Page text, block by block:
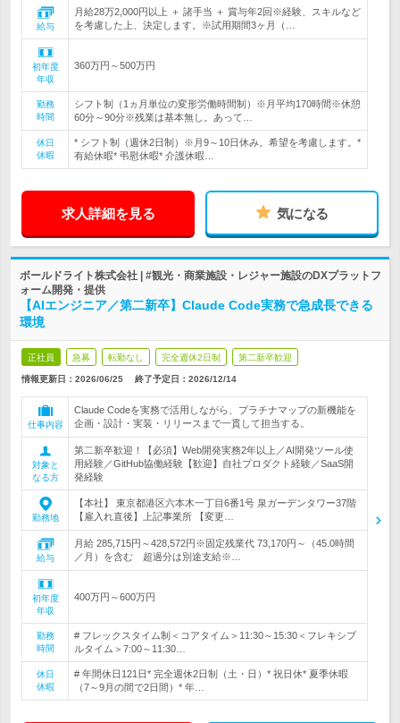
給与
月給28万2,000円以上 ＋ 諸手当 ＋ 賞与年2回※経験、スキルなど
を考慮した上、決定します。※試用期間3ヶ月（…
初年度
年収
360万円～500万円
勤務
時間
シフト制（1ヵ月単位の変形労働時間制）※月平均170時間※休憩
60分～90分※残業は基本無し。あって…
休日
休暇
* シフト制（週休2日制）※月9～10日休み。希望を考慮します。*
有給休暇* 弔慰休暇* 介護休暇…
求人詳細を見る 気になる
ボールドライト株式会社 | #観光・商業施設・レジャー施設のDXプラットフ
ォーム開発・提供
【AIエンジニア／第二新卒】Claude Code実務で急成長できる
環境
正社員 急募 転勤なし 完全週休2日制 第二新卒歓迎
情報更新日：2026/06/25 終了予定日： 2026/12/14
仕事内容
Claude Codeを実務で活用しながら、プラチナマップの新機能を
企画・設計・実装・リリースまで一貫して担当する。
対象と
なる方
第二新卒歓迎！【必須】Web開発実務2年以上／AI開発ツール使
用経験／GitHub協働経験【歓迎】自社プロダクト経験／SaaS開
発経験
勤務地
【本社】 東京都港区六本木一丁目6番1号 泉ガーデンタワー37階
【雇入れ直後】上記事業所 【変更…
給与
月給 285,715円～428,572円※固定残業代 73,170円～（45.0時間
／月）を含む 超過分は別途支給※…
初年度
年収
400万円～600万円
勤務
時間
# フレックスタイム制＜コアタイム＞11:30～15:30＜フレキシブ
ルタイム＞7:00～11:30…
休日
休暇
# 年間休日121日* 完全週休2日制（土・日）* 祝日休* 夏季休暇
（7～9月の間で2日間）* 年…